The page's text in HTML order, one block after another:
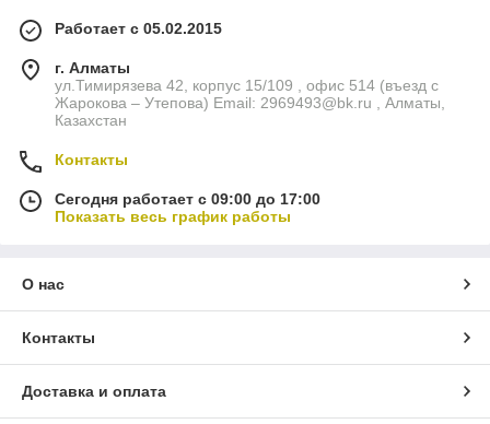
Работает с 05.02.2015
г. Алматы
ул.Тимирязева 42, корпус 15/109 , офис 514 (въезд с
Жарокова – Утепова) Email: 2969493@bk.ru , Алматы,
Казахстан
Контакты
Сегодня работает с 09:00 до 17:00
Показать весь график работы
О нас
Контакты
Доставка и оплата